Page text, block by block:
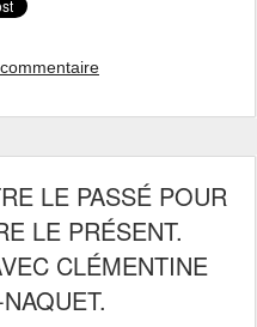
LE PASSÉ POUR
LE PRÉSENT.
CLÉMENTINE